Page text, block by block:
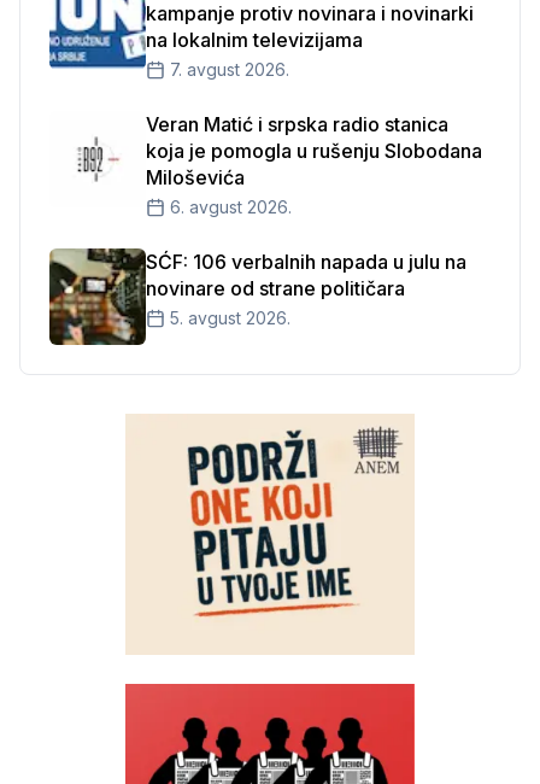
kampanje protiv novinara i novinarki
na lokalnim televizijama
7. avgust 2026.
Veran Matić i srpska radio stanica
koja je pomogla u rušenju Slobodana
Miloševića
6. avgust 2026.
SĆF: 106 verbalnih napada u julu na
novinare od strane političara
5. avgust 2026.